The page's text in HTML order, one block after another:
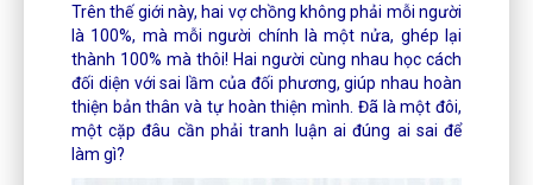
Trên thế giới này, hai vợ chồng không phải mỗi người
là 100%, mà mỗi người chính là một nửa, ghép lại
thành 100% mà thôi! Hai người cùng nhau học cách
đối diện với sai lầm của đối phương, giúp nhau hoàn
thiện bản thân và tự hoàn thiện mình. Đã là một đôi,
một cặp đâu cần phải tranh luận ai đúng ai sai để
làm gì?